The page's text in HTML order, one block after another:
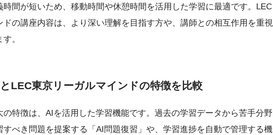
時間が短いため、移動時間や休憩時間を活用した学習に最適です。LEC
の講座内容は、より深い理解を目指す方や、講師との相互作用を重視
。
LEC東京リーガルマインドの特徴を比較
の特徴は、AIを活用した学習機能です。過去の学習データから苦手分野
すべき問題を提案する「AI問題復習」や、学習進捗を自動で管理する機